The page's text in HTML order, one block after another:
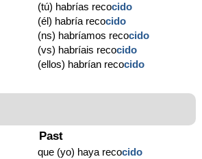
(tú) habrías recocido
(él) habría recocido
(ns) habríamos recocido
(vs) habríais recocido
(ellos) habrían recocido
Past
que (yo) haya recocido